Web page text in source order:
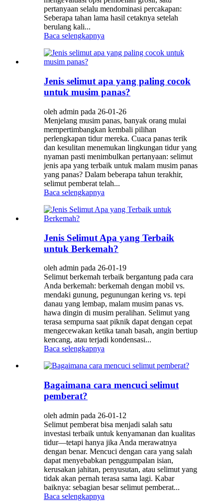
pertanyaan selalu mendominasi percakapan:
Seberapa tahan lama hasil cetaknya setelah
berulang kali...
Baca selengkapnya
Jenis selimut apa yang paling cocok
untuk musim panas?
oleh admin pada 26-01-26
Menjelang musim panas, banyak orang mulai
mempertimbangkan kembali pilihan
perlengkapan tidur mereka. Cuaca panas terik
dan kesulitan menemukan lingkungan tidur yang
nyaman pasti menimbulkan pertanyaan: selimut
jenis apa yang terbaik untuk malam musim panas
yang panas? Dalam beberapa tahun terakhir,
selimut pemberat telah...
Baca selengkapnya
Jenis Selimut Apa yang Terbaik
untuk Berkemah?
oleh admin pada 26-01-19
Selimut berkemah terbaik bergantung pada cara
Anda berkemah: berkemah dengan mobil vs.
mendaki gunung, pegunungan kering vs. tepi
danau yang lembap, malam musim panas vs.
hawa dingin di musim peralihan. Selimut yang
terasa sempurna saat piknik dapat dengan cepat
mengecewakan ketika tanah basah, angin bertiup
kencang, atau terjadi kondensasi...
Baca selengkapnya
Bagaimana cara mencuci selimut
pemberat?
oleh admin pada 26-01-12
Selimut pemberat bisa menjadi salah satu
investasi terbaik untuk kenyamanan dan kualitas
tidur—tetapi hanya jika Anda merawatnya
dengan benar. Mencuci dengan cara yang salah
dapat menyebabkan penggumpalan isian,
kerusakan jahitan, penyusutan, atau selimut yang
tidak akan pernah terasa sama lagi. Kabar
baiknya: sebagian besar selimut pemberat...
Baca selengkapnya